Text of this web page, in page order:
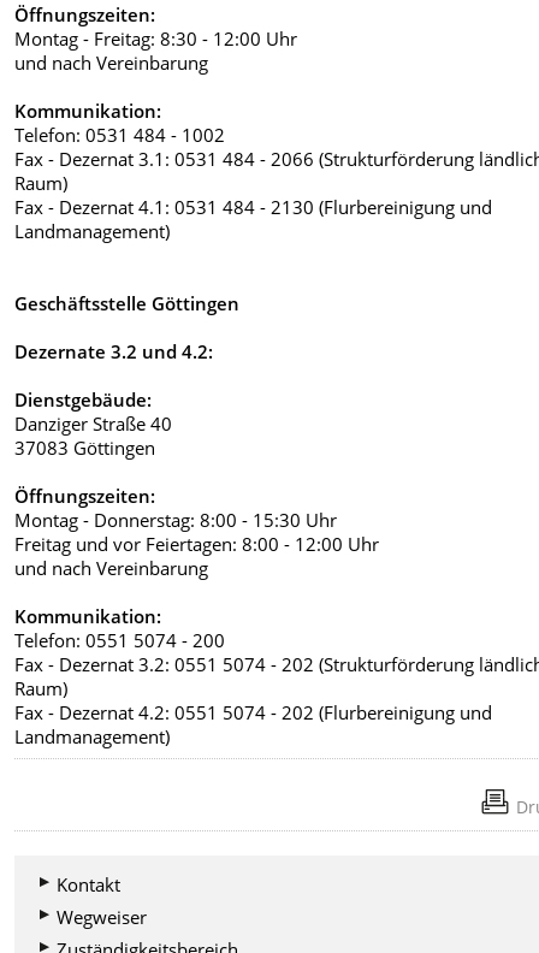
Öffnungszeiten:
Montag - Freitag: 8:30 - 12:00 Uhr
und nach Vereinbarung
Kommunikation:
Telefon: 0531 484 - 1002
Fax - Dezernat 3.1: 0531 484 - 2066 (Strukturförderung
Raum)
Fax - Dezernat 4.1: 0531 484 - 2130 (Flurbereinigung und
Landmanagement)
Geschäftsstelle Göttingen
Dezernate 3.2 und 4.2:
Dienstgebäude:
Danziger Straße 40
37083 Göttingen
Öffnungszeiten:
Montag - Donnerstag: 8:00 - 15:30 Uhr
Freitag und vor Feiertagen: 8:00 - 12:00 Uhr
und nach Vereinbarung
Kommunikation:
Telefon: 0551 5074 - 200
Fax - Dezernat 3.2: 0551 5074 - 202 (Strukturförderung
Raum)
Fax - Dezernat 4.2: 0551 5074 - 202 (Flurbereinigung und
Landmanagement)
Kontakt
Wegweiser